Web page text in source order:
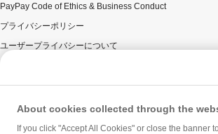
PayPay Code of Ethics & Business Conduct
プライバシーポリシー
ユーザープライバシーについて
ウェブサイト利用規約
反社会的勢力に対する方針
勧誘方針
About cookies collected through the
If you click "Accept All Cookies" or close the banner